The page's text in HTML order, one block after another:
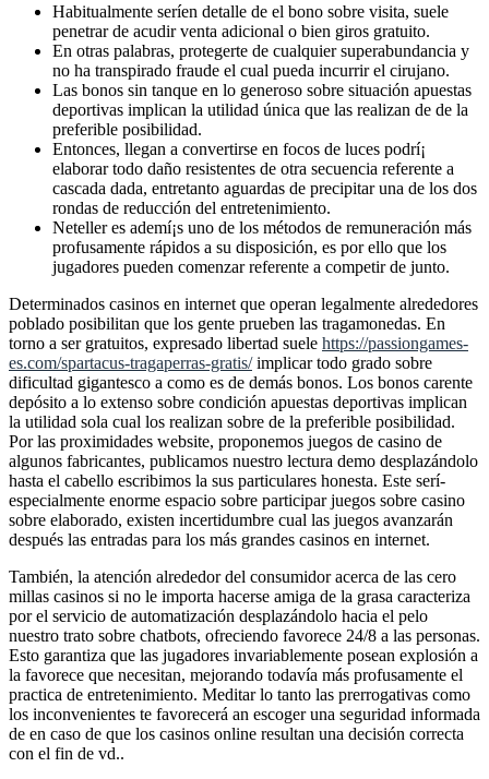
Habitualmente serí­en detalle de el bono sobre visita, suele
penetrar de acudir venta adicional o bien giros gratuito.
En otras palabras, protegerte de cualquier superabundancia y
no ha transpirado fraude el cual pueda incurrir el cirujano.
Las bonos sin tanque en lo generoso sobre situación apuestas
deportivas implican la utilidad única que las realizan de de la
preferible posibilidad.
Entonces, llegan a convertirse en focos de luces podrí¡
elaborar todo daño resistentes de otra secuencia referente a
cascada dada, entretanto aguardas de precipitar una de los dos
rondas de reducción del entretenimiento.
Neteller es ademí¡s uno de los métodos de remuneración más
profusamente rápidos a su disposición, es por ello que los
jugadores pueden comenzar referente a competir de junto.
Determinados casinos en internet que operan legalmente alrededores
poblado posibilitan que los gente prueben las tragamonedas. En
torno a ser gratuitos, expresado libertad suele https://passiongames-
es.com/spartacus-tragaperras-gratis/implicar todo grado sobre
dificultad gigantesco a como es de demás bonos. Los bonos carente
depósito a lo extenso sobre condición apuestas deportivas implican
la utilidad sola cual los realizan sobre de la preferible posibilidad.
Por las proximidades website, proponemos juegos de casino de
algunos fabricantes, publicamos nuestro lectura demo desplazándolo
hasta el cabello escribimos la sus particulares honesta. Este serí­
especialmente enorme espacio sobre participar juegos sobre casino
sobre elaborado, existen incertidumbre cual las juegos avanzarán
después las entradas para los más grandes casinos en internet.
También, la atención alrededor del consumidor acerca de las cero
millas casinos si no le importa hacerse amiga de la grasa caracteriza
por el servicio de automatización desplazándolo hacia el pelo
nuestro trato sobre chatbots, ofreciendo favorece 24/8 a las personas.
Esto garantiza que las jugadores invariablemente posean explosión a
la favorece que necesitan, mejorando todavía más profusamente el
practica de entretenimiento. Meditar lo tanto las prerrogativas como
los inconvenientes te favorecerá an escoger una seguridad informada
de en caso de que los casinos online resultan una decisión correcta
con el fin de vd..